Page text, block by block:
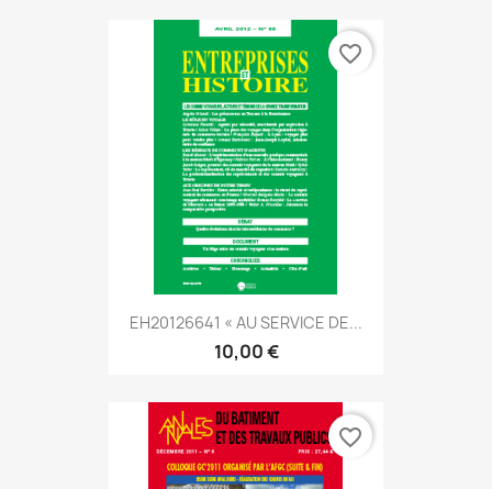
EH20126641 « AU SERVICE DE...
10,00 €
favorite_border
favorite_border